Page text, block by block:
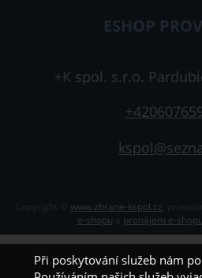
ESHOP
+K spol. s.r.o.
Copyright © www.zbrane-kspol.cz
e-shopu
pronájem e-shopu
Při poskytování služeb nám